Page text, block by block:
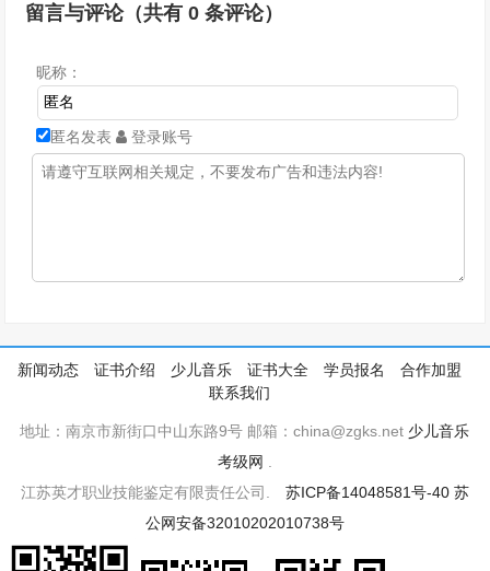
留言与评论（共有0 条评论）
昵称：
匿名发表 登录账号
新闻动态 证书介绍 少儿音乐 证书大全 学员报名
合作加盟
联系我们
地址：南京市新街口中山东路9号 邮箱：china@zgks.net 少儿音乐
考级网
江苏英才职业技能鉴定有限责任公司. 苏ICP备14048581号-40 苏
公网安备32010202010738号